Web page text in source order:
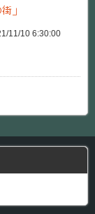
」
11/10 6:30:00